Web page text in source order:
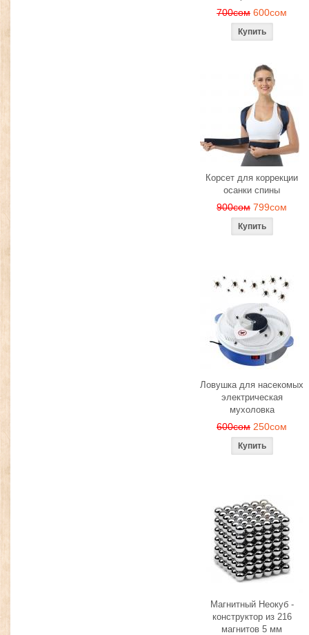
700сом 600сом
Корсет для коррекции
осанки спины
900сом 799сом
Ловушка для насекомых
электрическая
мухоловка
600сом 250сом
Магнитный Неокуб -
конструктор из 216
магнитов 5 мм